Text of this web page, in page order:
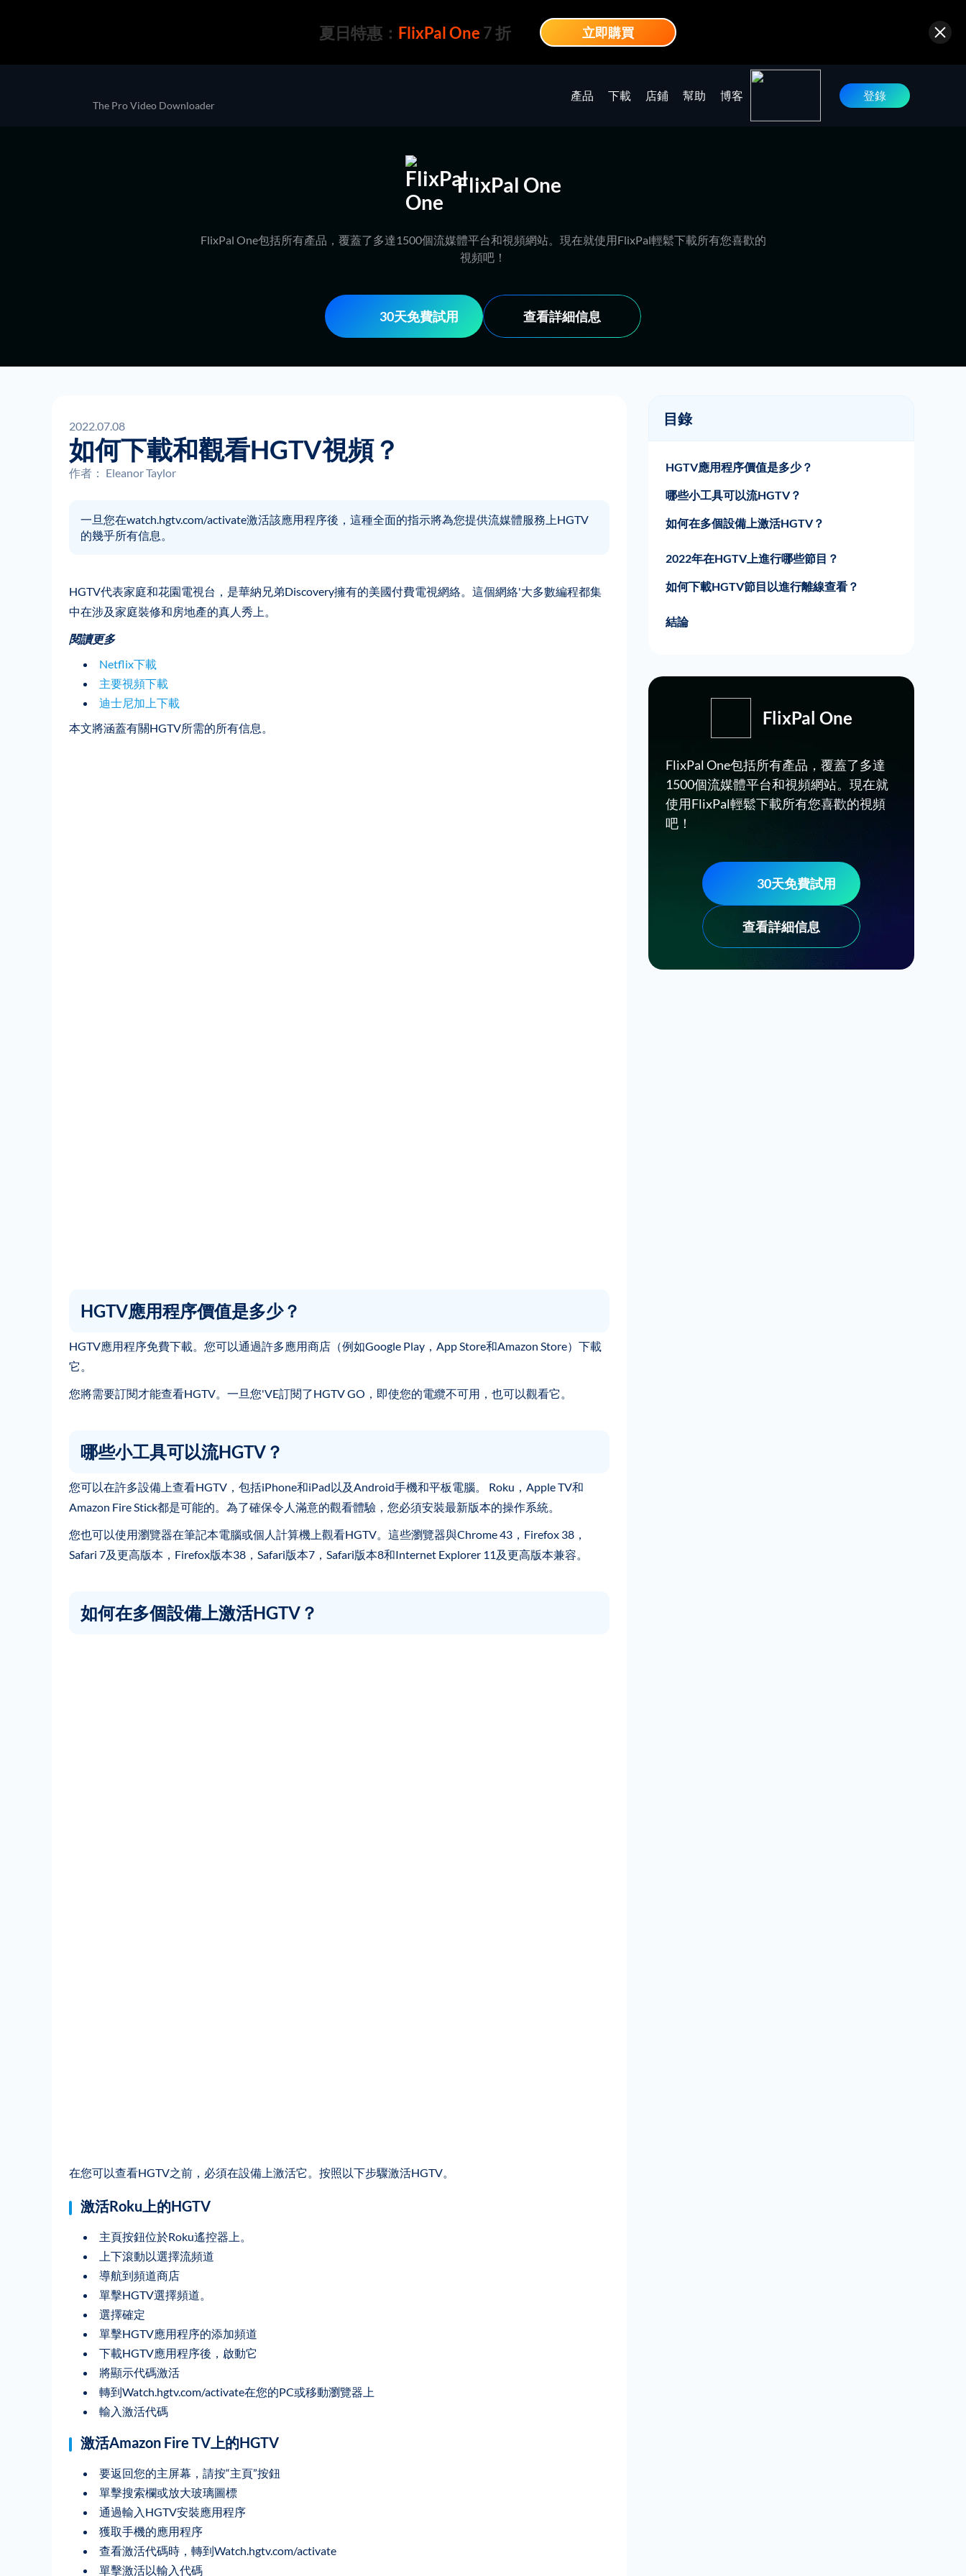
The Pro Video Downloader
產品 下載 店鋪 幫助 博客 登錄
夏日特惠： FlixPal One 7 折 立即購買
FlixPal One
FlixPal One包括所有產品，覆蓋了多達1500個流媒體平台和視頻網站。現在就使用FlixPal輕鬆下載所有您喜歡的
視頻吧！
30天免費試用 查看詳細信息
2022.07.08
如何下載和觀看HGTV視頻？
作者： Eleanor Taylor
一旦您在watch.hgtv.com/activate激活該應用程序後，這種全面的指示將為您提供流媒體服務上HGTV
的幾乎所有信息。
HGTV代表家庭和花園電視台，是華納兄弟Discovery擁有的美國付費電視網絡。這個網絡'大多數編程都集
中在涉及家庭裝修和房地產的真人秀上。
閱讀更多
Netflix下載
主要視頻下載
迪士尼加上下載
本文將涵蓋有關HGTV所需的所有信息。
HGTV應用程序價值是多少？
HGTV應用程序免費下載。您可以通過許多應用商店（例如Google Play，App Store和Amazon Store）下載
它。
您將需要訂閱才能查看HGTV。一旦您'VE訂閱了HGTV GO，即使您的電纜不可用，也可以觀看它。
哪些小工具可以流HGTV？
您可以在許多設備上查看HGTV，包括iPhone和iPad以及Android手機和平板電腦。 Roku，Apple TV和
Amazon Fire Stick都是可能的。為了確保令人滿意的觀看體驗，您必須安裝最新版本的操作系統。
您也可以使用瀏覽器在筆記本電腦或個人計算機上觀看HGTV。這些瀏覽器與Chrome 43，Firefox 38，
Safari 7及更高版本，Firefox版本38，Safari版本7，Safari版本8和Internet Explorer 11及更高版本兼容。
如何在多個設備上激活HGTV？
在您可以查看HGTV之前，必須在設備上激活它。按照以下步驟激活HGTV。
激活Roku上的HGTV
主頁按鈕位於Roku遙控器上。
上下滾動以選擇流頻道
導航到頻道商店
單擊HGTV選擇頻道。
選擇確定
單擊HGTV應用程序的添加頻道
下載HGTV應用程序後，啟動它
將顯示代碼激活
轉到Watch.hgtv.com/activate在您的PC或移動瀏覽器上
輸入激活代碼
激活Amazon Fire TV上的HGTV
要返回您的主屏幕，請按“主頁”按鈕
單擊搜索欄或放大玻璃圖標
通過輸入HGTV安裝應用程序
獲取手機的應用程序
查看激活代碼時，轉到Watch.hgtv.com/activate
單擊激活以輸入代碼
目錄
HGTV應用程序價值是多少？
哪些小工具可以流HGTV？
如何在多個設備上激活HGTV？
激活Roku上的HGTV
激活Amazon Fire TV上的HGTV
在Apple TV上激活HGTV
2022年在HGTV上進行哪些節目？
如何下載HGTV節目以進行離線查看？
特點 FlixPal視頻下載器
如何使用FlixPal下載HGTV電影？
結論
FlixPal One
FlixPal One包括所有產品，覆蓋了多達
1500個流媒體平台和視頻網站。現在就
使用FlixPal輕鬆下載所有您喜歡的視頻
吧！
30天免費試用
查看詳細信息